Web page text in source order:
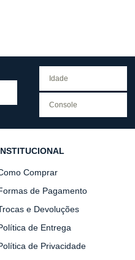
Comprar
de Pagamento
e Devoluções
de Entrega
de Privacidade